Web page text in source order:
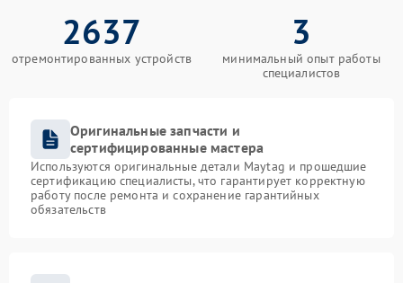
2637
отремонтированных устройств
3
минимальный опыт работы
специалистов
Оригинальные запчасти и
сертифицированные мастера
Используются оригинальные детали Maytag и прошедшие
сертификацию специалисты, что гарантирует корректную
работу после ремонта и сохранение гарантийных
обязательств